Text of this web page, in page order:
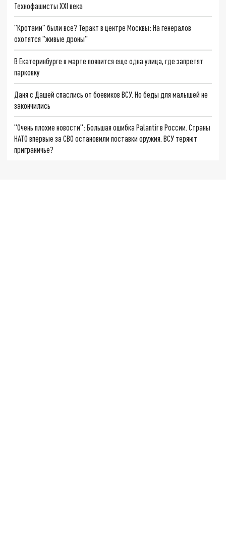
Технофашисты XXI века
"Кротами" были все? Теракт в центре Москвы: На генералов
охотятся "живые дроны"
В Екатеринбурге в марте появится еще одна улица, где запретят
парковку
Даня с Дашей спаслись от боевиков ВСУ. Но беды для малышей не
закончились
"Очень плохие новости": Большая ошибка Palantir в России. Страны
НАТО впервые за СВО остановили поставки оружия. ВСУ теряют
приграничье?